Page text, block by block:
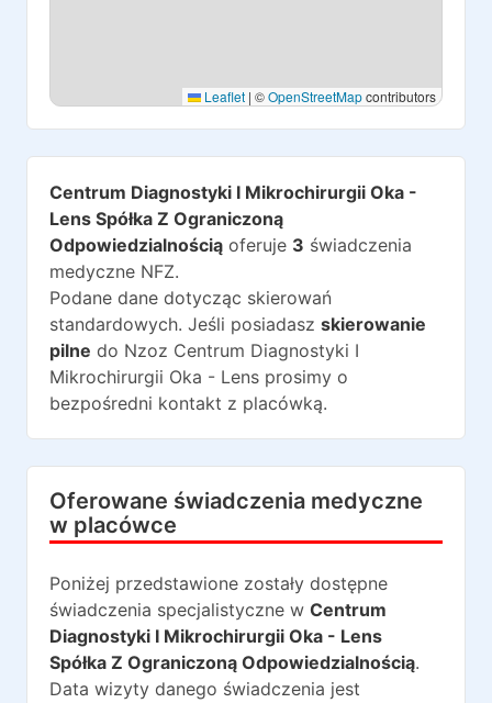
Leaflet | ©OpenStreetMapcontributors
Centrum Diagnostyki I Mikrochirurgii Oka -
Lens Spółka Z Ograniczoną
Odpowiedzialnością oferuje 3 świadczenia
medyczne NFZ.
Podane dane dotycząc skierowań
standardowych. Jeśli posiadasz skierowanie
pilne do Nzoz Centrum Diagnostyki I
Mikrochirurgii Oka - Lens prosimy o
bezpośredni kontakt z placówką.
Oferowane świadczenia medyczne
w placówce
Poniżej przedstawione zostały dostępne
świadczenia specjalistyczne w Centrum
Diagnostyki I Mikrochirurgii Oka - Lens
Spółka Z Ograniczoną Odpowiedzialnością.
Data wizyty danego świadczenia jest